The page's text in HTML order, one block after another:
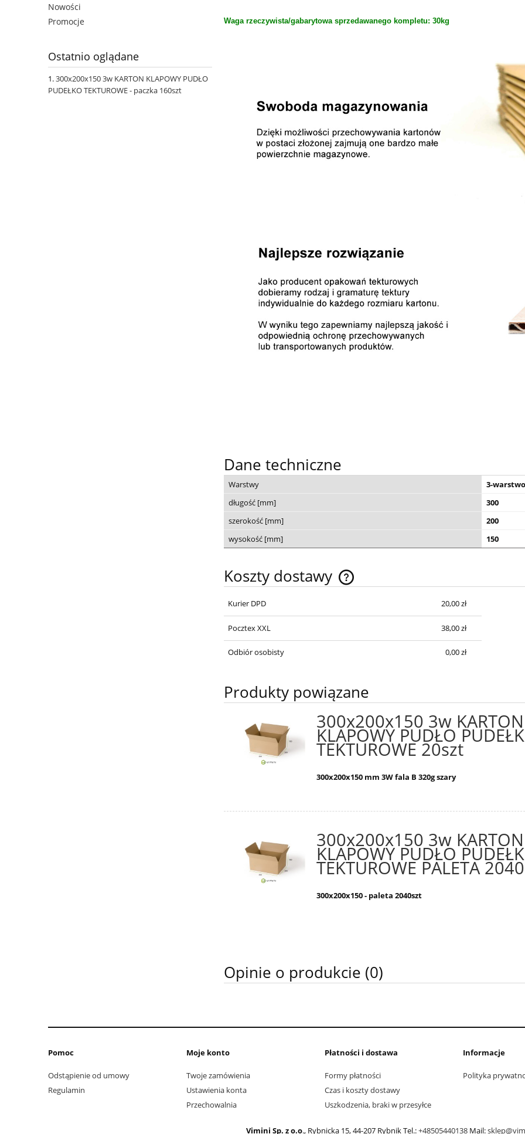
Nowości
Promocje
Ostatnio oglądane
300x200x150 3w KARTON KLAPOWY PUDŁO
PUDEŁKO TEKTUROWE - paczka 160szt
Waga rzeczywista/gabarytowa sprzedawanego kompletu: 30kg
Dane techniczne
Warstwy
3-
długość [mm]
300
szerokość [mm]
200
wysokość [mm]
150
Koszty dostawy
Cena nie zawiera ewentualnych kosztów
płatności
Kurier DPD 20,00 zł
Pocztex XXL 38,00 zł
Odbiór osobisty 0,00 zł
Produkty powiązane
300x200x150 3w KARTON
KLAPOWY PUDŁO
TEKTUROWE 20szt
300x200x150 mm 3W fala B 320g szary
300x200x150 3w KARTON
KLAPOWY PUDŁO
TEKTUROWE PALETA
300x200x150- paleta 2040szt
Opinie o produkcie (0)
Pomoc
Odstąpienie od umowy
Regulamin
Moje konto
Twoje zamówienia
Ustawienia konta
Przechowalnia
Płatności i dostawa
Formy płatności
Czas i koszty dostawy
Uszkodzenia, braki w przesyłce
Informacje
Polityka
Vimini Sp. z o.o., Rybnicka 15, 44-207 Rybnik Tel.:+48505440138Mail: